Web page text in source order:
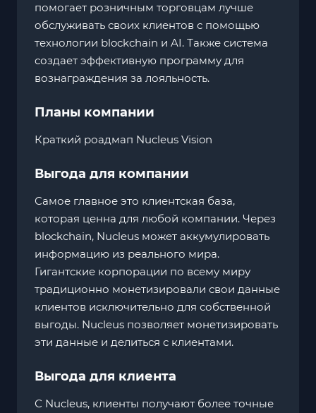
помогает розничным торговцам лучше
обслуживать своих клиентов с помощью
технологии blockchain и AI. Также система
создает эффективную программу для
вознаграждения за лояльность.
Планы компании
Краткий роадмап Nucleus Vision
Выгода для компании
Самое главное это клиентская база,
которая ценна для любой компании. Через
blockchain, Nucleus может аккумулировать
информацию из реального мира.
Гигантские корпорации по всему миру
традиционно монетизировали свои данные
клиентов исключительно для собственной
выгоды. Nucleus позволяет монетизировать
эти данные и делиться с клиентами.
Выгода для клиента
С Nucleus, клиенты получают более точные